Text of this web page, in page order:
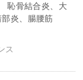
恥骨結合炎、大
炎、腸腰筋
ス